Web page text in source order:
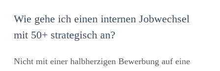
Wie gehe ich einen internen Jobwechsel
mit 50+ strategisch an?
Nicht mit einer halbherzigen Bewerbung auf eine